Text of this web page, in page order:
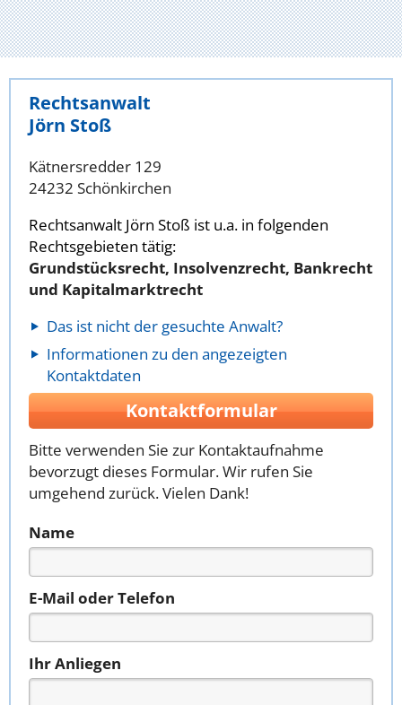
Rechtsanwalt
Jörn Stoß
Kätnersredder 129
24232 Schönkirchen
Rechtsanwalt Jörn Stoß ist u.a. in folgenden
Rechtsgebieten tätig:
Grundstücksrecht, Insolvenzrecht, Bankrecht
und Kapitalmarktrecht
Das ist nicht der gesuchte Anwalt?
Informationen zu den angezeigten
Kontaktdaten
Kontaktformular
Bitte verwenden Sie zur Kontaktaufnahme
bevorzugt dieses Formular. Wir rufen Sie
umgehend zurück. Vielen Dank!
Name
E-Mail oder Telefon
Ihr Anliegen